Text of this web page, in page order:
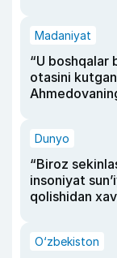
Madaniyat
“U boshqalar
otasini
Dunyo
“Biroz
insoniyat
qolishidan
O‘zbekiston